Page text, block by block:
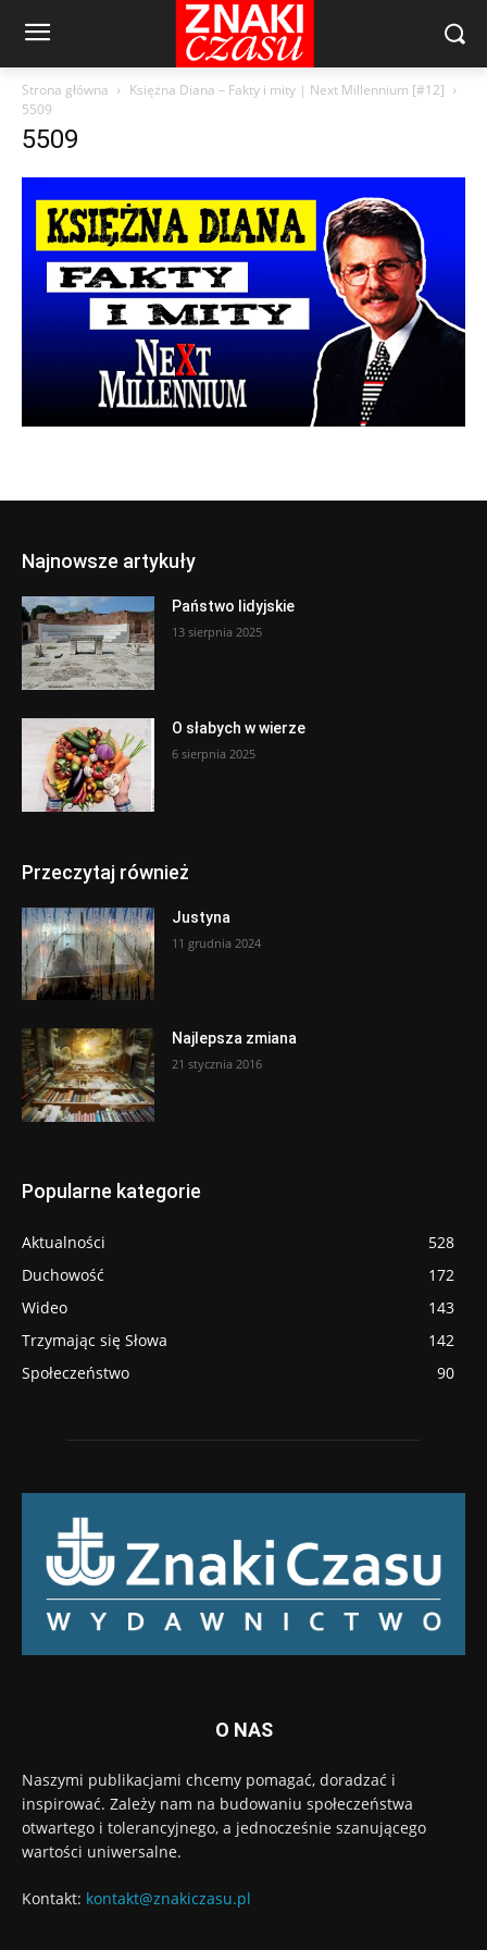
Strona główna
Księżna Diana – Fakty i mity | Next Millennium [#12]
5509
5509
Najnowsze artykuły
Państwo lidyjskie
13 sierpnia 2025
O słabych w wierze
6 sierpnia 2025
Przeczytaj również
Justyna
11 grudnia 2024
Najlepsza zmiana
21 stycznia 2016
Popularne kategorie
Aktualności
528
Duchowość
172
Wideo
143
Trzymając się Słowa
142
Społeczeństwo
90
O NAS
Naszymi publikacjami chcemy pomagać, doradzać i
inspirować. Zależy nam na budowaniu społeczeństwa
otwartego i tolerancyjnego, a jednocześnie szanującego
wartości uniwersalne.
Kontakt: kontakt@znakiczasu.pl